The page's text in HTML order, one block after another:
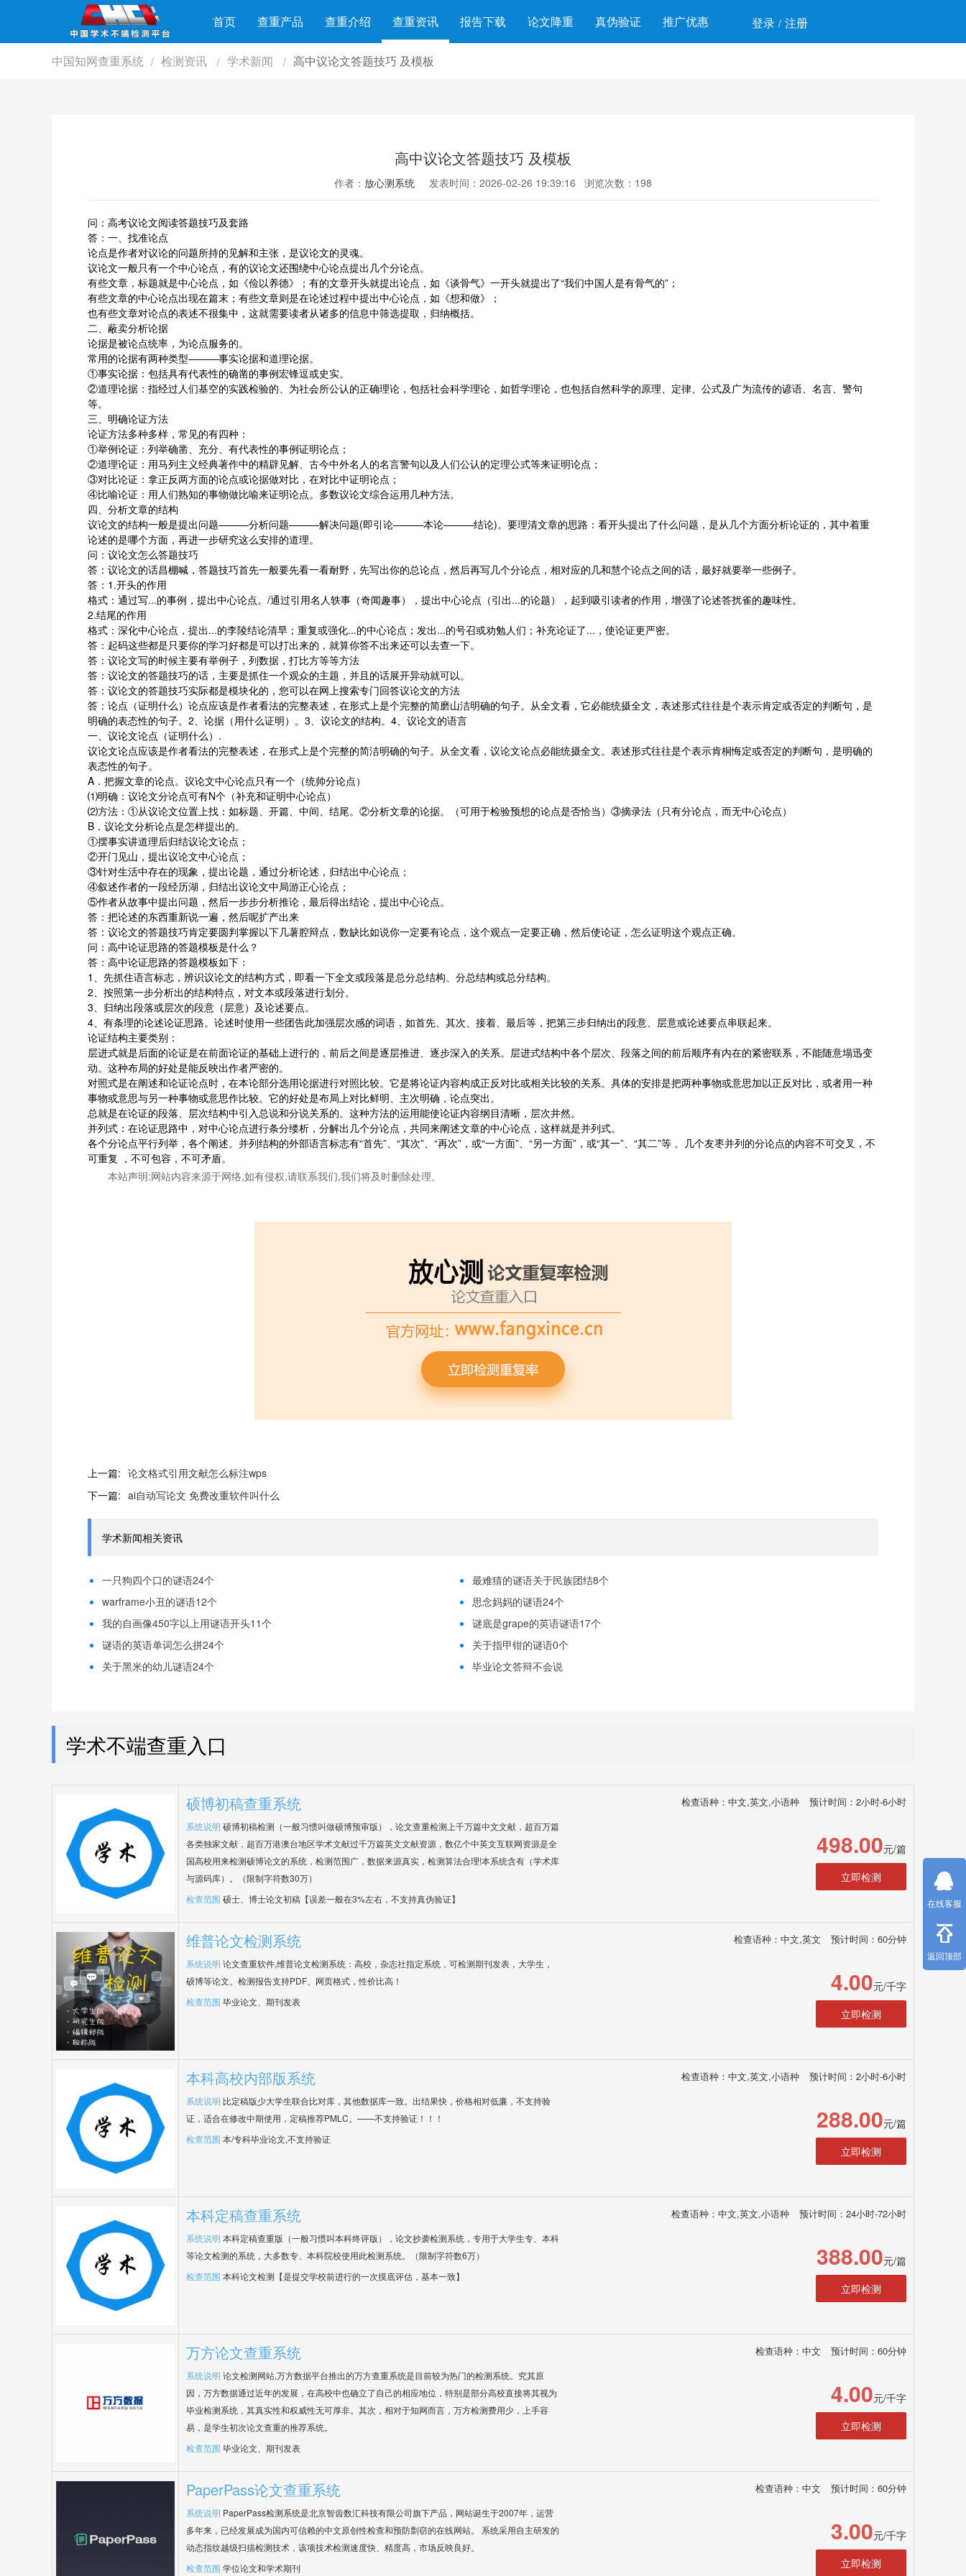
首页 查重产品 查重介绍 查重资讯 报告下载 论文降重 真伪验证 推广优惠 登录 / 注册
中国知网查重系统 / 检测资讯 / 学术新闻 / 高中议论文答题技巧 及模板
高中议论文答题技巧 及模板
作者： 放心测系统 发表时间：2026-02-26 19:39:16 浏览次数：198
问：高考议论文阅读答题技巧及套路
答：一、找准论点
论点是作者对议论的问题所持的见解和主张，是议论文的灵魂。
议论文一般只有一个中心论点，有的议论文还围绕中心论点提出几个分论点。
有些文章，标题就是中心论点，如《俭以养德》；有的文章开头就提出论点，如《谈骨气》一开头就提出了“我们中国人是有骨气的”；
有些文章的中心论点出现在篇末；有些文章则是在论述过程中提出中心论点，如《想和做》；
也有些文章对论点的表述不很集中，这就需要读者从诸多的信息中筛选提取，归纳概括。
二、蔽卖分析论据
论据是被论点统率，为论点服务的。
常用的论据有两种类型———事实论据和道理论据。
①事实论据：包括具有代表性的确凿的事例宏锋逗或史实。
②道理论据：指经过人们基空的实践检验的、为社会所公认的正确理论，包括社会科学理论，如哲学理论，也包括自然科学的原理、定律、公式及广为流传的谚语、名言、警句
等。
三、明确论证方法
论证方法多种多样，常见的有四种：
①举例论证：列举确凿、充分、有代表性的事例证明论点；
②道理论证：用马列主义经典著作中的精辟见解、古今中外名人的名言警句以及人们公认的定理公式等来证明论点；
③对比论证：拿正反两方面的论点或论据做对比，在对比中证明论点；
④比喻论证：用人们熟知的事物做比喻来证明论点。多数议论文综合运用几种方法。
四、分析文章的结构
议论文的结构一般是提出问题———分析问题———解决问题(即引论———本论———结论)。要理清文章的思路：看开头提出了什么问题，是从几个方面分析论证的，其中着重
论述的是哪个方面，再进一步研究这么安排的道理。
问：议论文怎么答题技巧
答：议论文的话昌棚喊，答题技巧首先一般要先看一看耐野，先写出你的总论点，然后再写几个分论点，相对应的几和慧个论点之间的话，最好就要举一些例子。
答：1.开头的作用
格式：通过写...的事例，提出中心论点。/通过引用名人轶事（奇闻趣事），提出中心论点（引出...的论题），起到吸引读者的作用，增强了论述答扰雀的趣味性。
2.结尾的作用
格式：深化中心论点，提出...的李陵结论清早；重复或强化...的中心论点；发出...的号召或劝勉人们；补充论证了...，使论证更严密。
答：起码这些都是只要你的学习好都是可以打出来的，就算你答不出来还可以去查一下。
答：议论文写的时候主要有举例子，列数据，打比方等等方法
答：议论文的答题技巧的话，主要是抓住一个观众的主题，并且的话展开异动就可以。
答：议论文的答题技巧实际都是模块化的，您可以在网上搜索专门回答议论文的方法
答：论点（证明什么）论点应该是作者看法的完整表述，在形式上是个完整的简磨山洁明确的句子。从全文看，它必能统摄全文，表述形式往往是个表示肯定或否定的判断句，是
明确的表态性的句子。2、论据（用什么证明）。3、议论文的结构。4、议论文的语言
一、议论文论点（证明什么）.
议论文论点应该是作者看法的完整表述，在形式上是个完整的简洁明确的句子。从全文看，议论文论点必能统摄全文。表述形式往往是个表示肯桐悔定或否定的判断句，是明确的
表态性的句子。
A．把握文章的论点。议论文中心论点只有一个（统帅分论点）
⑴明确：议论文分论点可有N个（补充和证明中心论点）
⑵方法：①从议论文位置上找：如标题、开篇、中间、结尾。②分析文章的论据。（可用于检验预想的论点是否恰当）③摘录法（只有分论点，而无中心论点）
B．议论文分析论点是怎样提出的。
①摆事实讲道理后归结议论文论点；
②开门见山，提出议论文中心论点；
③针对生活中存在的现象，提出论题，通过分析论述，归结出中心论点；
④叙述作者的一段经历湖，归结出议论文中局游正心论点；
⑤作者从故事中提出问题，然后一步步分析推论，最后得出结论，提出中心论点。
答：把论述的东西重新说一遍，然后呢扩产出来
答：议论文的答题技巧肯定要圆判掌握以下几薯腔辩点，数缺比如说你一定要有论点，这个观点一定要正确，然后使论证，怎么证明这个观点正确。
问：高中论证思路的答题模板是什么？
答：高中论证思路的答题模板如下：
1、先抓住语言标志，辨识议论文的结构方式，即看一下全文或段落是总分总结构、分总结构或总分结构。
2、按照第一步分析出的结构特点，对文本或段落进行划分。
3、归纳出段落或层次的段意（层意）及论述要点。
4、有条理的论述论证思路。论述时使用一些团告此加强层次感的词语，如首先、其次、接着、最后等，把第三步归纳出的段意、层意或论述要点串联起来。
论证结构主要类别：
层进式就是后面的论证是在前面论证的基础上进行的，前后之间是逐层推进、逐步深入的关系。层进式结构中各个层次、段落之间的前后顺序有内在的紧密联系，不能随意塌迅变
动。这种布局的好处是能反映出作者严密的。
对照式是在阐述和论证论点时，在本论部分选用论据进行对照比较。它是将论证内容构成正反对比或相关比较的关系。具体的安排是把两种事物或意思加以正反对比，或者用一种
事物或意思与另一种事物或意思作比较。它的好处是布局上对比鲜明、主次明确，论点突出。
总就是在论证的段落、层次结构中引入总说和分说关系的。这种方法的运用能使论证内容纲目清晰，层次井然。
并列式：在论证思路中，对中心论点进行条分缕析，分解出几个分论点，共同来阐述文章的中心论点，这样就是并列式。
各个分论点平行列举，各个阐述。并列结构的外部语言标志有“首先”、“其次”、“再次”，或“一方面”、“另一方面”，或“其一”、“其二”等 。几个友枣并列的分论点的内容不可交叉，不
可重复 ，不可包容，不可矛盾。
本站声明:网站内容来源于网络,如有侵权,请联系我们,我们将及时删除处理。
上一篇: 论文格式引用文献怎么标注wps
下一篇: ai自动写论文 免费改重软件叫什么
学术新闻相关资讯
一只狗四个口的谜语24个
最难猜的谜语关于民族团结8个
warframe小丑的谜语12个
思念妈妈的谜语24个
我的自画像450字以上用谜语开头11个
谜底是grape的英语谜语17个
谜语的英语单词怎么拼24个
关于指甲钳的谜语0个
关于黑米的幼儿谜语24个
毕业论文答辩不会说
学术不端查重入口
硕博初稿查重系统 检查语种：中文,英文,小语种 预计时间：2小时-6小时
系统说明 硕博初稿检测（一般习惯叫做硕博预审版），论文查重检测上千万篇中文文献，超百万篇
各类独家文献，超百万港澳台地区学术文献过千万篇英文文献资源，数亿个中英文互联网资源是全
国高校用来检测硕博论文的系统，检测范围广，数据来源真实，检测算法合理!本系统含有（学术库
与源码库）。（限制字符数30万）
检查范围 硕士、博士论文初稿【误差一般在3%左右，不支持真伪验证】
498.00元/篇
立即检测
维普论文检测系统 检查语种：中文,英文 预计时间：60分钟
系统说明 论文查重软件,维普论文检测系统：高校，杂志社指定系统，可检测期刊发表，大学生，
硕博等论文。检测报告支持PDF、网页格式，性价比高！
检查范围 毕业论文、期刊发表
4.00元/千字
立即检测
本科高校内部版系统 检查语种：中文,英文,小语种 预计时间：2小时-6小时
系统说明 比定稿版少大学生联合比对库，其他数据库一致。出结果快，价格相对低廉，不支持验
证，适合在修改中期使用，定稿推荐PMLC。——不支持验证！！！
检查范围 本/专科毕业论文,不支持验证
288.00元/篇
立即检测
本科定稿查重系统 检查语种：中文,英文,小语种 预计时间：24小时-72小时
系统说明 本科定稿查重版（一般习惯叫本科终评版），论文抄袭检测系统，专用于大学生专、本科
等论文检测的系统，大多数专、本科院校使用此检测系统。（限制字符数6万）
检查范围 本科论文检测【是提交学校前进行的一次摸底评估，基本一致】
388.00元/篇
立即检测
万方论文查重系统 检查语种：中文 预计时间：60分钟
系统说明 论文检测网站,万方数据平台推出的万方查重系统是目前较为热门的检测系统。究其原
因，万方数据通过近年的发展，在高校中也确立了自己的相应地位，特别是部分高校直接将其视为
毕业检测系统，其真实性和权威性无可厚非。其次，相对于知网而言，万方检测费用少，上手容
易，是学生初次论文查重的推荐系统。
检查范围 毕业论文、期刊发表
4.00元/千字
立即检测
PaperPass论文查重系统 检查语种：中文 预计时间：60分钟
系统说明 PaperPass检测系统是北京智齿数汇科技有限公司旗下产品，网站诞生于2007年，运营
多年来，已经发展成为国内可信赖的中文原创性检查和预防剽窃的在线网站。 系统采用自主研发的
动态指纹越级扫描检测技术，该项技术检测速度快、精度高，市场反映良好。
检查范围 学位论文和学术期刊
3.00元/千字
立即检测
在线客服
返回顶部